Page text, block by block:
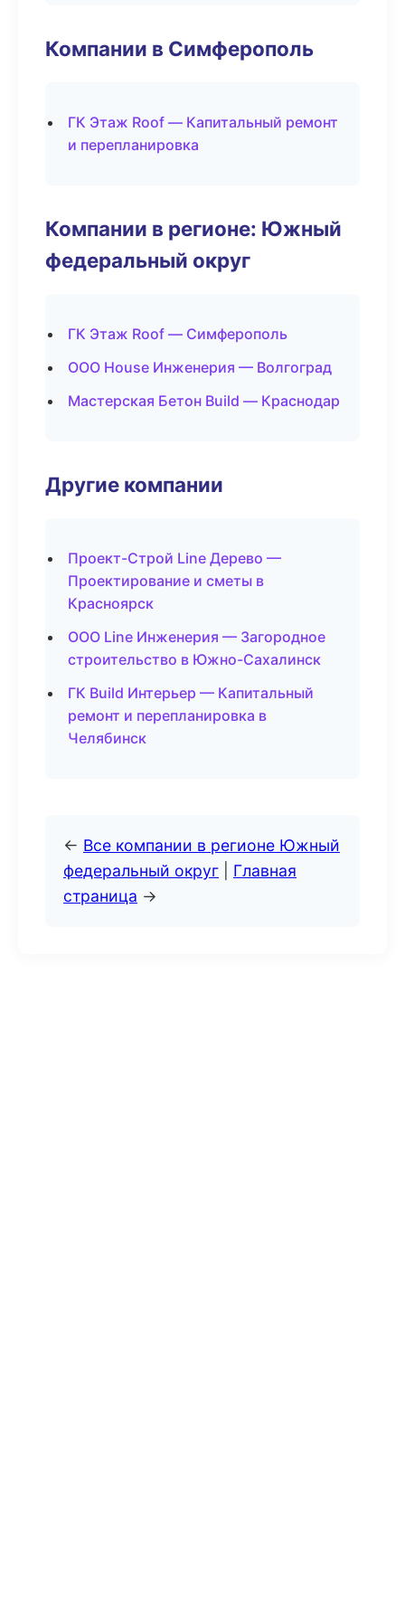
Компании в Симферополь
ГК Этаж Roof — Капитальный ремонт
и перепланировка
Компании в регионе: Южный
федеральный округ
ГК Этаж Roof — Симферополь
ООО House Инженерия — Волгоград
Мастерская Бетон Build — Краснодар
Другие компании
Проект-Строй Line Дерево —
Проектирование и сметы в
Красноярск
ООО Line Инженерия — Загородное
строительство в Южно-Сахалинск
ГК Build Интерьер — Капитальный
ремонт и перепланировка в
Челябинск
← Все компании в регионе Южный
федеральный округ
Главная
страница →